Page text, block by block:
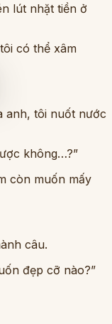
lút nhặt tiền ở
có thể xâm
anh, tôi nuốt nước
không…?”
còn muốn mấy
câu.
đẹp cỡ nào?”